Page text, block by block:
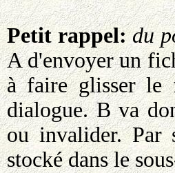
Petit rappel: du
A d'envoyer un
à faire glisser le
dialogue. B va
ou invalider. Par
stocké dans le